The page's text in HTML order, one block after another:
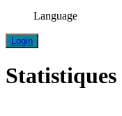
Language
Login